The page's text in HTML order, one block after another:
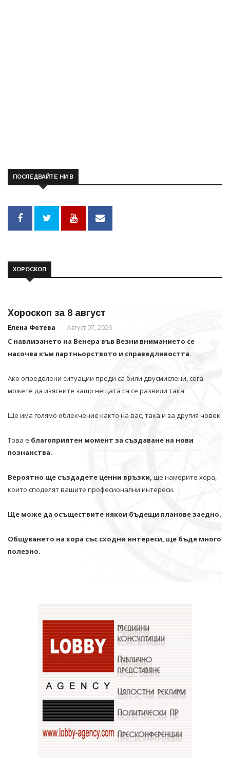
ПОСЛЕДВАЙТЕ НИ В
ХОРОСКОП
Хороскоп за 8 август
Елена Фотева Август 07, 2026
С навлизането на Венера във Везни вниманието се
насочва към партньорството и справедливостта.
Ако определени ситуации преди са били двусмислени, сега
можете да изясните защо нещата са се развили така.
Ще има голямо облекчение както на вас, така и за другия човек.
Това е благоприятен момент за създаване на нови
познанства.
Вероятно ще създадете ценни връзки, ще намерите хора,
които споделят вашите професионални интереси.
Ще може да осъществите някои бъдещи планове заедно.
Общуването на хора със сходни интереси, ще бъде много
полезно.